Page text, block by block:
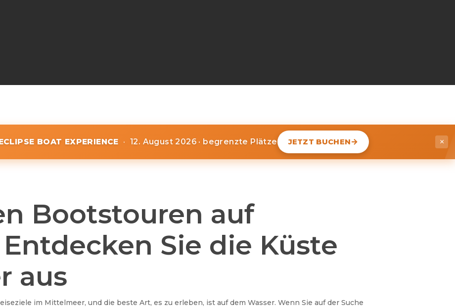
BOAT EXPERIENCE · 12. August 2026 · begrenzte Plätze JETZT BUCHEN ×
Bootstouren auf
Sie die Küste
aus
im Mittelmeer, und die beste Art, es zu erleben, ist auf dem Wasser. Wenn Sie auf der Suche